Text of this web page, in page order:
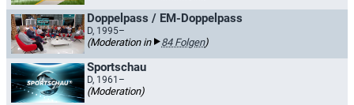
Doppelpass / EM-Doppelpass
D, 1995–
(Moderation in 84 Folgen)
Sportschau
D, 1961–
(Moderation)